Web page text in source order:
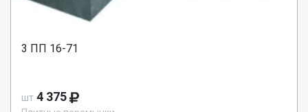
3 ПП 16-71
шт 4 375